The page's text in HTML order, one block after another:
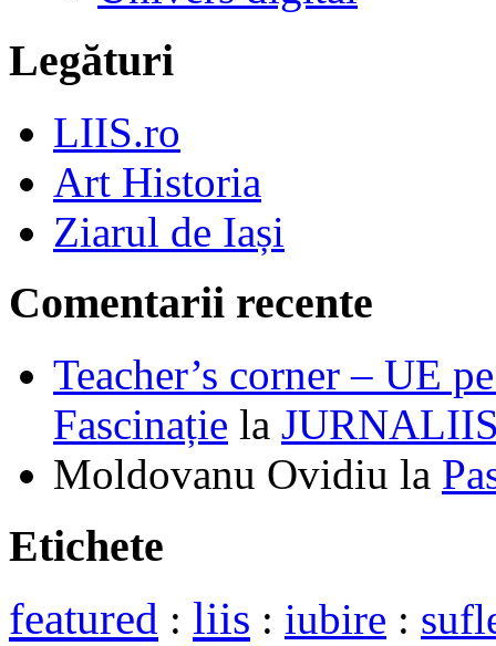
Legături
LIIS.ro
Art Historia
Ziarul de Iași
Comentarii recente
Teacher’s corner – UE
Fascinație la
Moldovanu Ovidiu la
Etichete
featured : liis : iubire :